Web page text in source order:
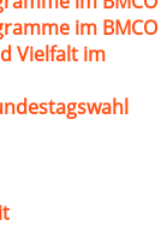
im BMCO
Vielfalt im